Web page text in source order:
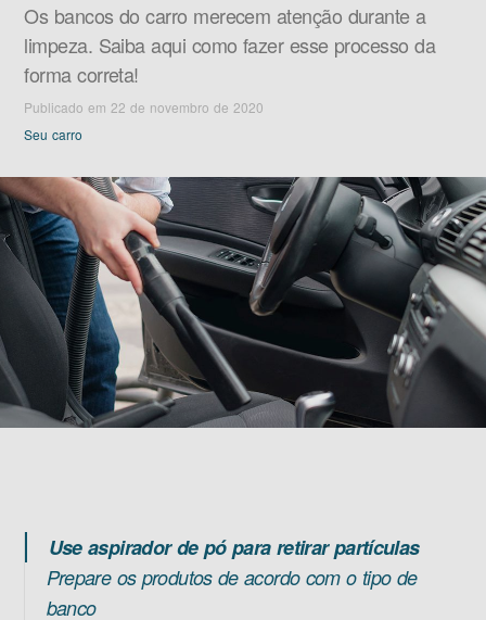
Os bancos do carro merecem atenção durante a
limpeza. Saiba aqui como fazer esse processo da
forma correta!
Publicado em 22 de novembro de 2020
Seu carro
Use aspirador de pó para retirar partículas
Prepare os produtos de acordo com o tipo de
banco